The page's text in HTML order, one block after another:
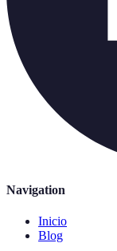
Navigation
Inicio
Blog